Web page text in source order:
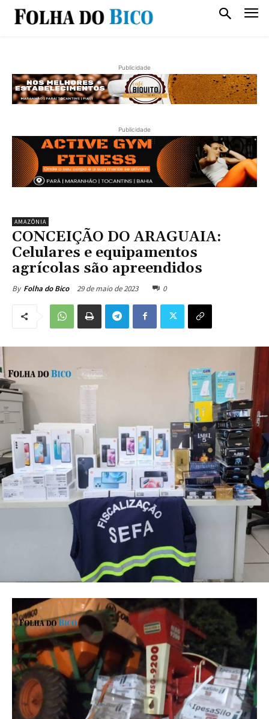
Publicidade
Publicidade
AMAZÔNIA
CONCEIÇÃO DO ARAGUAIA:
Celulares e equipamentos
agrícolas são apreendidos
By Folha do Bico 29 de maio de 2023 0